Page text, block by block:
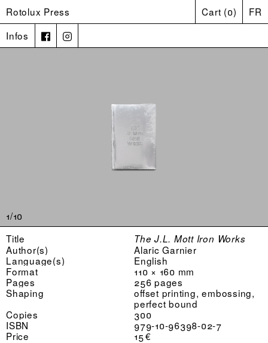
Rotolux Press
Infos
Cart (0) FR
1/10
Title
The J.L. Mott Iron Works
Author(s)
Alaric Garnier
Language(s)
English
Format
110 × 160 mm
Pages
256 pages
Shaping
offset printing, embossing,
perfect bound
Copies
300
ISBN
979-10-96398-02-7
Price
15 €